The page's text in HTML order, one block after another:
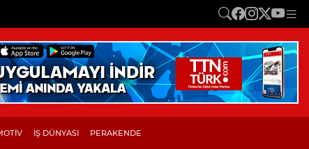
İŞ DÜNYASI PERAKENDE